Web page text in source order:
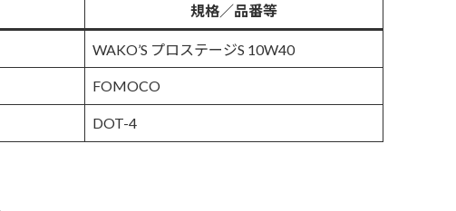
規格／品番等
WAKO’S プロステージS 10W40
FOMOCO
DOT-4